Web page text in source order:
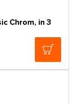
Chrom, in 3